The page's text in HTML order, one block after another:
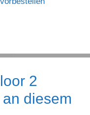
2
diesem